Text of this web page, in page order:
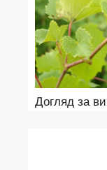
Догляд за